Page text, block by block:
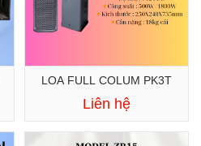
LOA FULL COLUM PK3T
Liên hệ